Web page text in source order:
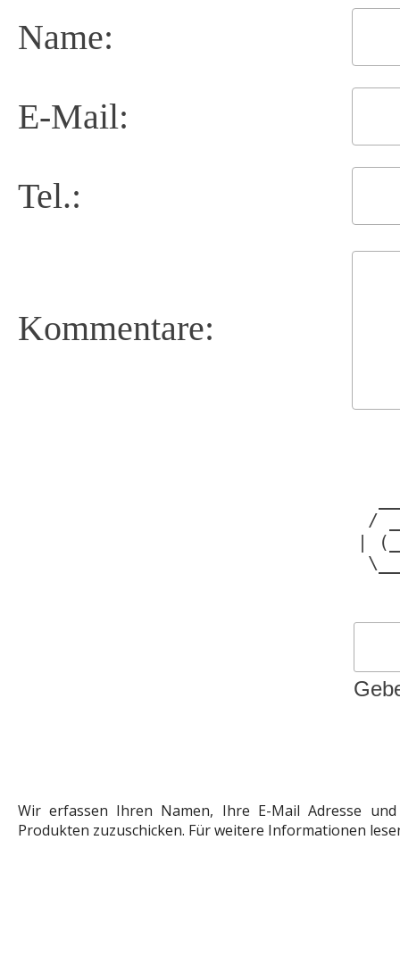
Name:
E-Mail:
Tel.:
Kommentare:
/
|
Wir erfassen Ihren Namen, Ihre E-Mail Adresse
Produkten zuzuschicken. Für weitere Informationen